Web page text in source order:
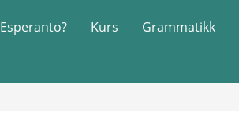
Esperanto? Kurs Grammatikk